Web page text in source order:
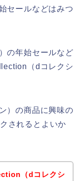
セールなどはみつ
の年始セールなど
（dコレクシ
）の商品に興味の
されるとよいか
（dコレクシ